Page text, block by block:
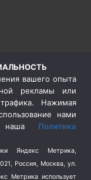
вашего опыта
рекламы или
Нажимая
нами
наша Политика
Яндекс Метрика,
Россия, Москва, ул.
Метрика использует